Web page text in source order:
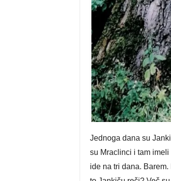
Jednoga dana su
su Mraclinci i tam
ide na tri dana.